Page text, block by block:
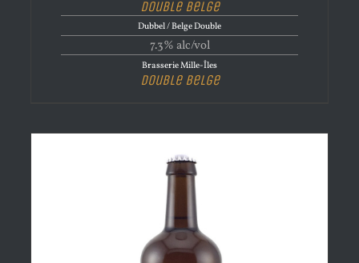
Double Belge
Dubbel / Belge Double
7.3% alc/vol
Brasserie Mille-Îles
Double Belge